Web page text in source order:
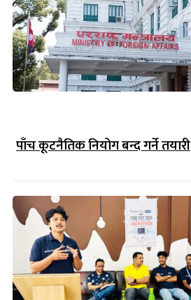
पाँच कूटनैतिक नियोग बन्द गर्ने तयारी